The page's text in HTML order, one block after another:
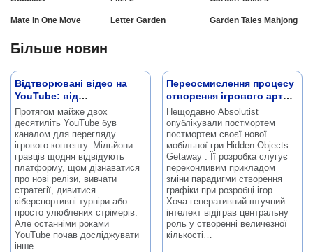
Mate in One Move Letter Garden Garden Tales Mahjong
Більше новин
Відтворювані відео на
YouTube: від
експерименту до
офіційного контенту
Протягом майже двох
десятиліть YouTube був
каналом для перегляду
ігрового контенту. Мільйони
гравців щодня відвідують
платформу, щом дізнаватися
про нові релізи, вивчати
стратегії, дивитися
кіберспортивні турніри або
просто улюблених стрімерів.
Але останніми роками
YouTube почав досліджувати
інше…
Переосмислення процесу
створення ігрового арту
на прикладі Hidden
Objects Getaway
Нещодавно Absolutist
опублікували постмортем
постмортем своєї нової
мобільної гри Hidden Objects
Getaway . Її розробка слугує
переконливим прикладом
зміни парадигми створення
графіки при розробці ігор.
Хоча генеративний штучний
інтелект відіграв центральну
роль у створенні величезної
кількості…